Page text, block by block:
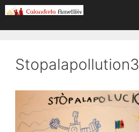
Aller
au
contenu
Stopalapollution3